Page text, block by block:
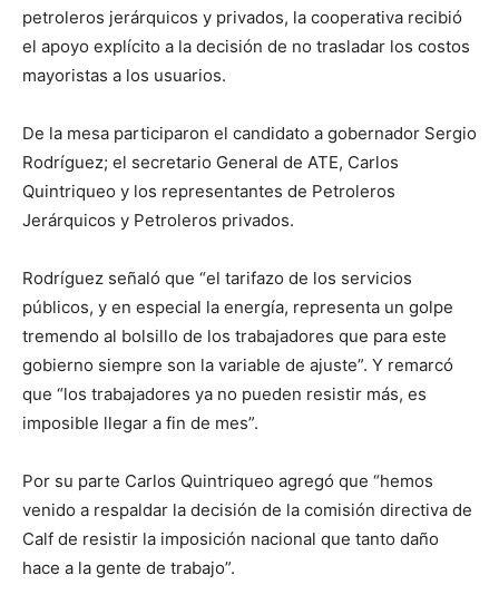
petroleros jerárquicos y privados, la cooperativa recibió
el apoyo explícito a la decisión de no trasladar los costos
mayoristas a los usuarios.
De la mesa participaron el candidato a gobernador Sergio
Rodríguez; el secretario General de ATE, Carlos
Quintriqueo y los representantes de Petroleros
Jerárquicos y Petroleros privados.
Rodríguez señaló que “el tarifazo de los servicios
públicos, y en especial la energía, representa un golpe
tremendo al bolsillo de los trabajadores que para este
gobierno siempre son la variable de ajuste”. Y remarcó
que “los trabajadores ya no pueden resistir más, es
imposible llegar a fin de mes”.
Por su parte Carlos Quintriqueo agregó que “hemos
venido a respaldar la decisión de la comisión directiva de
Calf de resistir la imposición nacional que tanto daño
hace a la gente de trabajo”.